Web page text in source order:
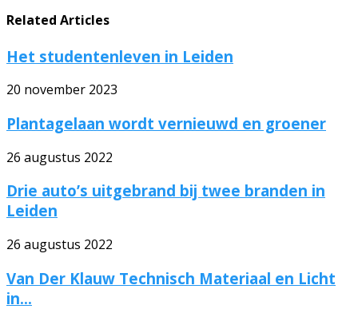
Related Articles
Het studentenleven in Leiden
20 november 2023
Plantagelaan wordt vernieuwd en groener
26 augustus 2022
Drie auto’s uitgebrand bij twee branden in
Leiden
26 augustus 2022
Van Der Klauw Technisch Materiaal en Licht
in...